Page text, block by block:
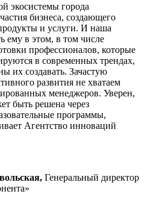
экосистемы города
бизнеса, создающего
и услуги. И наша
ему в этом, в том числе
профессионалов, которые
в современных трендах,
их создавать. Зачастую
развития не хватаем
менеджеров. Уверен,
быть решена через
программы,
Агентство инноваций
Генеральный директор